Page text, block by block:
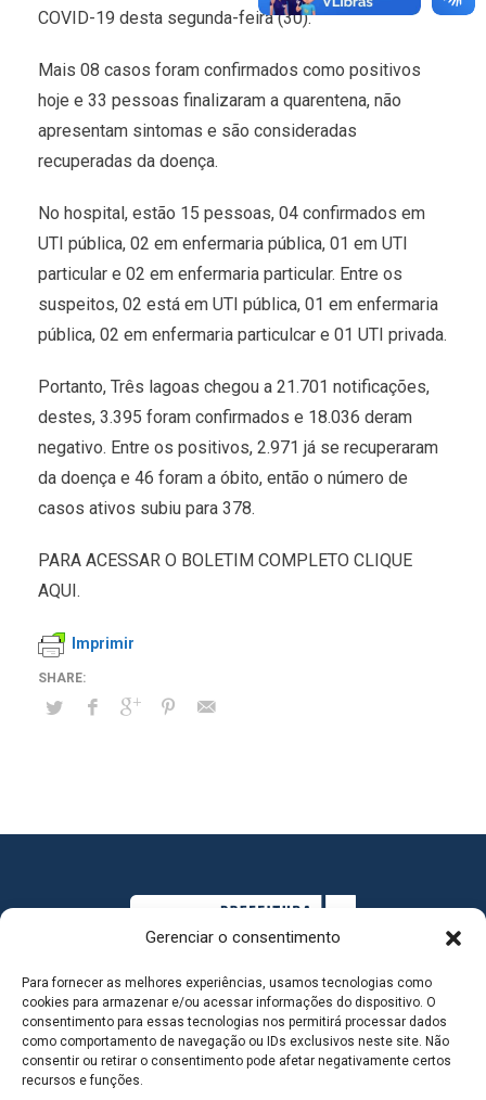
Gerenciar o consentimento
Para fornecer as melhores experiências, usamos tecnologias como
cookies para armazenar e/ou acessar informações do dispositivo. O
consentimento para essas tecnologias nos permitirá processar dados
como comportamento de navegação ou IDs exclusivos neste site. Não
consentir ou retirar o consentimento pode afetar negativamente certos
recursos e funções.
COVID-19 desta segunda-feira (30).
Mais 08 casos foram confirmados como positivos
hoje e 33 pessoas finalizaram a quarentena, não
apresentam sintomas e são consideradas
recuperadas da doença.
No hospital, estão 15 pessoas, 04 confirmados em
UTI pública, 02 em enfermaria pública, 01 em UTI
particular e 02 em enfermaria particular. Entre os
suspeitos, 02 está em UTI pública, 01 em enfermaria
pública, 02 em enfermaria particulcar e 01 UTI privada.
Portanto, Três lagoas chegou a 21.701 notificações,
destes, 3.395 foram confirmados e 18.036 deram
negativo. Entre os positivos, 2.971 já se recuperaram
da doença e 46 foram a óbito, então o número de
casos ativos subiu para 378.
PARA ACESSAR O BOLETIM COMPLETO CLIQUE
AQUI.
Imprimir
MAPA DO SITE